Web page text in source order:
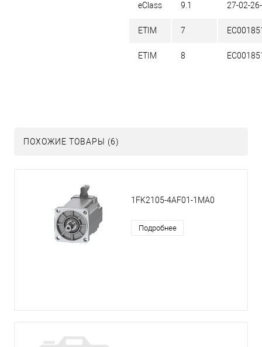
eClass 9.1 27-02-
ETIM 7
ETIM 8
ПОХОЖИЕ ТОВАРЫ (6)
1FK2105-4AF01-1MA0
Подробнее